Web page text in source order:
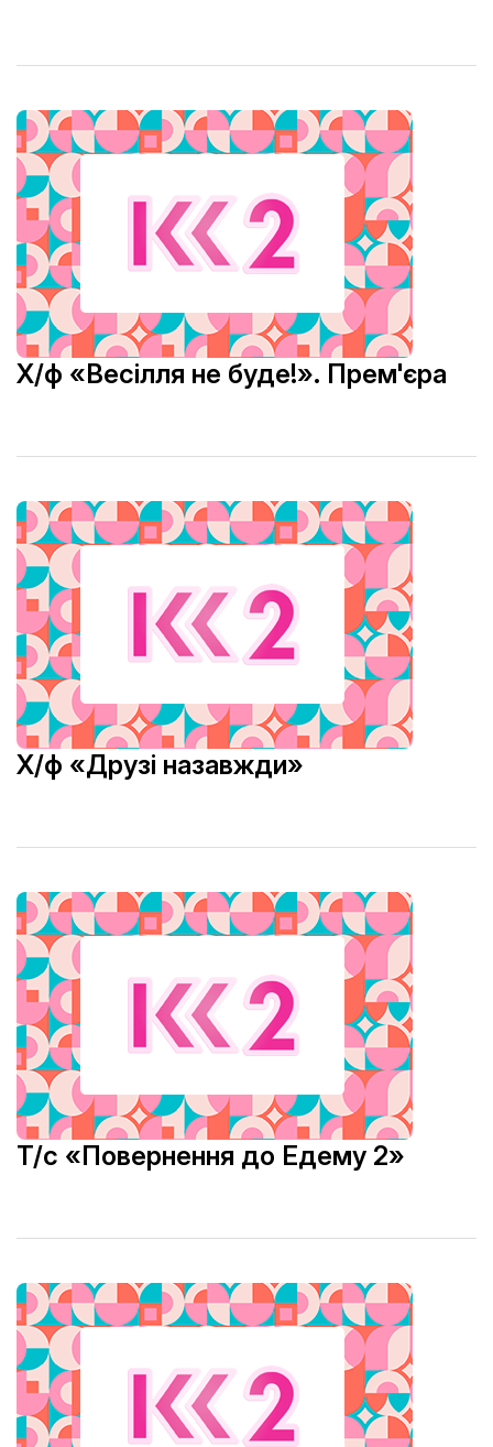
Х/ф «Весілля не буде!». Прем'єра
Х/ф «Друзі назавжди»
Т/с «Повернення до Едему 2»